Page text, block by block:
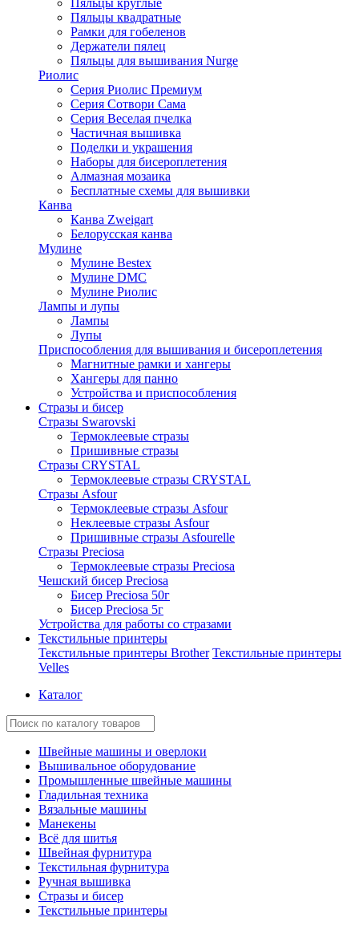
Пяльцы круглые
Пяльцы квадратные
Рамки для гобеленов
Держатели пялец
Пяльцы для вышивания Nurge
Риолис
Серия Риолис Премиум
Серия Сотвори Сама
Серия Веселая пчелка
Частичная вышивка
Поделки и украшения
Наборы для бисероплетения
Алмазная мозаика
Бесплатные схемы для вышивки
Канва
Канва Zweigart
Белорусская канва
Мулине
Мулине Bestex
Мулине DMC
Мулине Риолис
Лампы и лупы
Лампы
Лупы
Приспособления для вышивания и бисероплетения
Магнитные рамки и хангеры
Хангеры для панно
Устройства и приспособления
Стразы и бисер
Стразы Swarovski
Термоклеевые стразы
Пришивные стразы
Стразы CRYSTAL
Термоклеевые стразы CRYSTAL
Стразы Asfour
Термоклеевые стразы Asfour
Неклеевые стразы Asfour
Пришивные стразы Asfourelle
Стразы Preciosa
Термоклеевые стразы Preciosa
Чешский бисер Preciosa
Бисер Preciosa 50г
Бисер Preciosa 5г
Устройства для работы со стразами
Текстильные принтеры
Текстильные принтеры Brother Текстильные принтеры
Velles
Каталог
Швейные машины и оверлоки
Вышивальное оборудование
Промышленные швейные машины
Гладильная техника
Вязальные машины
Манекены
Всё для шитья
Швейная фурнитура
Текстильная фурнитура
Ручная вышивка
Стразы и бисер
Текстильные принтеры